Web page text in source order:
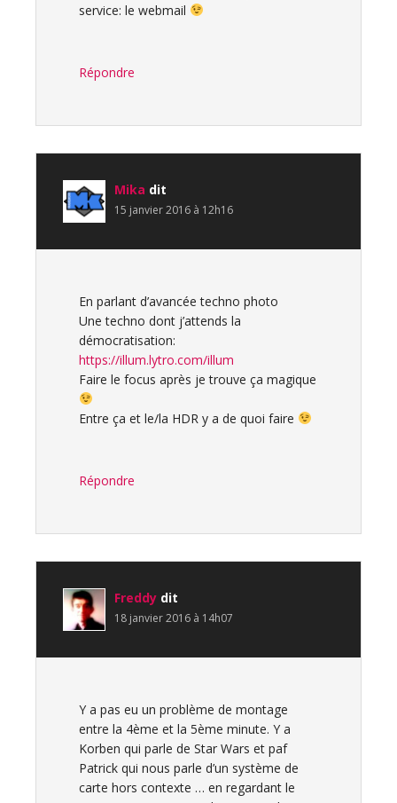
service: le webmail
Répondre
Mika dit
15 janvier 2016 à 12h16
En parlant d’avancée techno photo
Une techno dont j’attends la
démocratisation:
https://illum.lytro.com/illum
Faire le focus après je trouve ça magique
Entre ça et le/la HDR y a de quoi faire
Répondre
Freddy dit
18 janvier 2016 à 14h07
Y a pas eu un problème de montage
entre la 4ème et la 5ème minute. Y a
Korben qui parle de Star Wars et paf
Patrick qui nous parle d’un système de
carte hors contexte … en regardant le